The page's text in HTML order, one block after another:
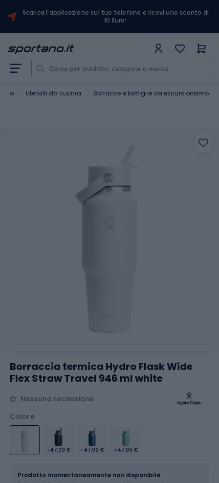
Scarica l'applicazione sul tuo telefono e ricevi uno sconto di
10 Euro!
Utensili da cucina Borracce e bottiglie da escursionismo
Borraccia termica Hydro Flask Wide
Flex Straw Travel 946 ml white
Nessuna recensione
Colore
+47,99 € +47,99 € +47,99 €
Prodotto momentaneamente non disponibile